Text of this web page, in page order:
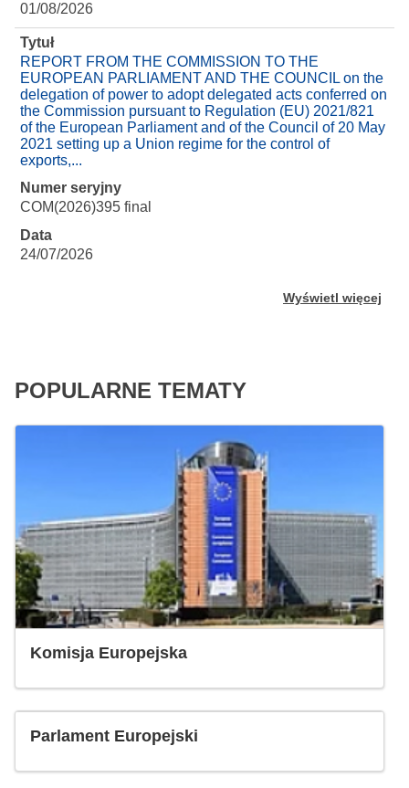
01/08/2026
Tytuł
REPORT FROM THE COMMISSION TO THE
EUROPEAN PARLIAMENT AND THE COUNCIL on the
delegation of power to adopt delegated acts conferred on
the Commission pursuant to Regulation (EU) 2021/821
of the European Parliament and of the Council of 20 May
2021 setting up a Union regime for the control of
exports,...
Numer seryjny
COM(2026)395 final
Data
24/07/2026
Wyświetl więcej
POPULARNE TEMATY
Komisja Europejska
Parlament Europejski